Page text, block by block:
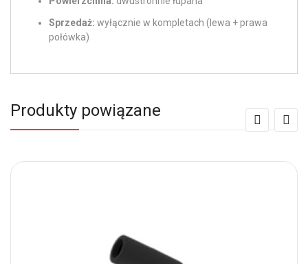
Sprzedaż: wyłącznie w kompletach (lewa + prawa
połówka)
Produkty powiązane